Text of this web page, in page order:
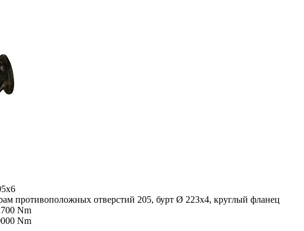
противоположных отверстий 205, бурт Ø 223х4, круглый фланец
Nm
Nm